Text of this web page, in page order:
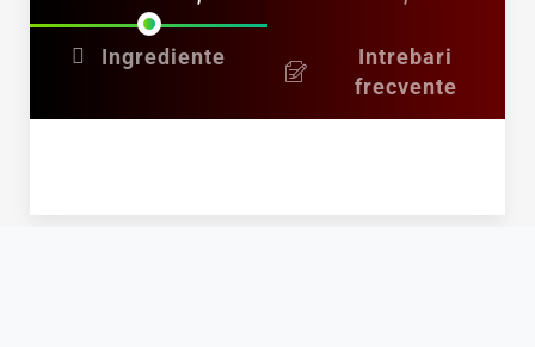
Ingrediente
Intrebari
frecvente